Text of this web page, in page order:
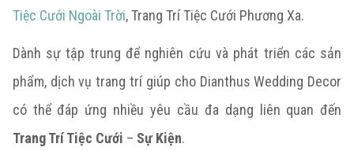
Tiệc Cưới Ngoài Trời, Trang Trí Tiệc Cưới Phương Xa.
Dành sự tập trung để nghiên cứu và phát triển các sản
phẩm, dịch vụ trang trí giúp cho Dianthus Wedding Decor
có thể đáp ứng nhiều yêu cầu đa dạng liên quan đến
Trang Trí Tiệc Cưới – Sự Kiện.